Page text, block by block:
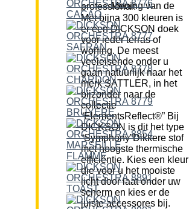
Mening van de professional:
Met bijna 300 kleuren is
er een DICKSON doek
voor ieder terras of
woning. De meest
veeleisende onder u
gaan natuurlijk naar het
merk SATTLER, in het
bijzonder naar de
collectie
“ElementsReflect®” Bij
DICKSON is dit het type
“Symphony”Dikkere stof
met hoogste thermische
efficiëntie. Kies een kleur
die voor u het mooiste
licht door laat onder uw
scherm en kies er de
juiste accessores bij.